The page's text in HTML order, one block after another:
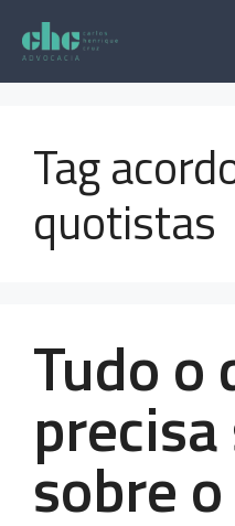
para
conteúdo
Tag
quotistas
Tudo o
sobre